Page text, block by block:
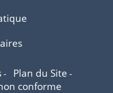
- Plan du Site -
conforme